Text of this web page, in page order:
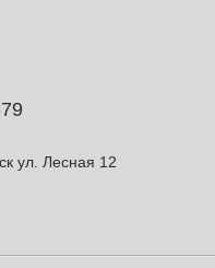
ул. Лесная 12